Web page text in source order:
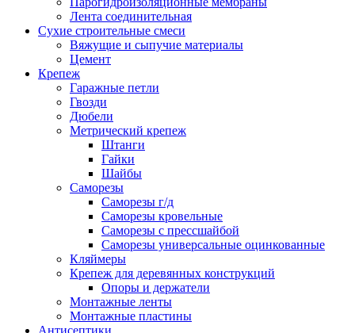
Лента соединительная
Сухие строительные смеси
Вяжущие и сыпучие материалы
Цемент
Крепеж
Гаражные петли
Гвозди
Дюбели
Метрический крепеж
Штанги
Гайки
Шайбы
Саморезы
Саморезы г/д
Саморезы кровельные
Саморезы с прессшайбой
Саморезы универсальные оцинкованные
Кляймеры
Крепеж для деревянных конструкций
Опоры и держатели
Монтажные ленты
Монтажные пластины
Антисептики